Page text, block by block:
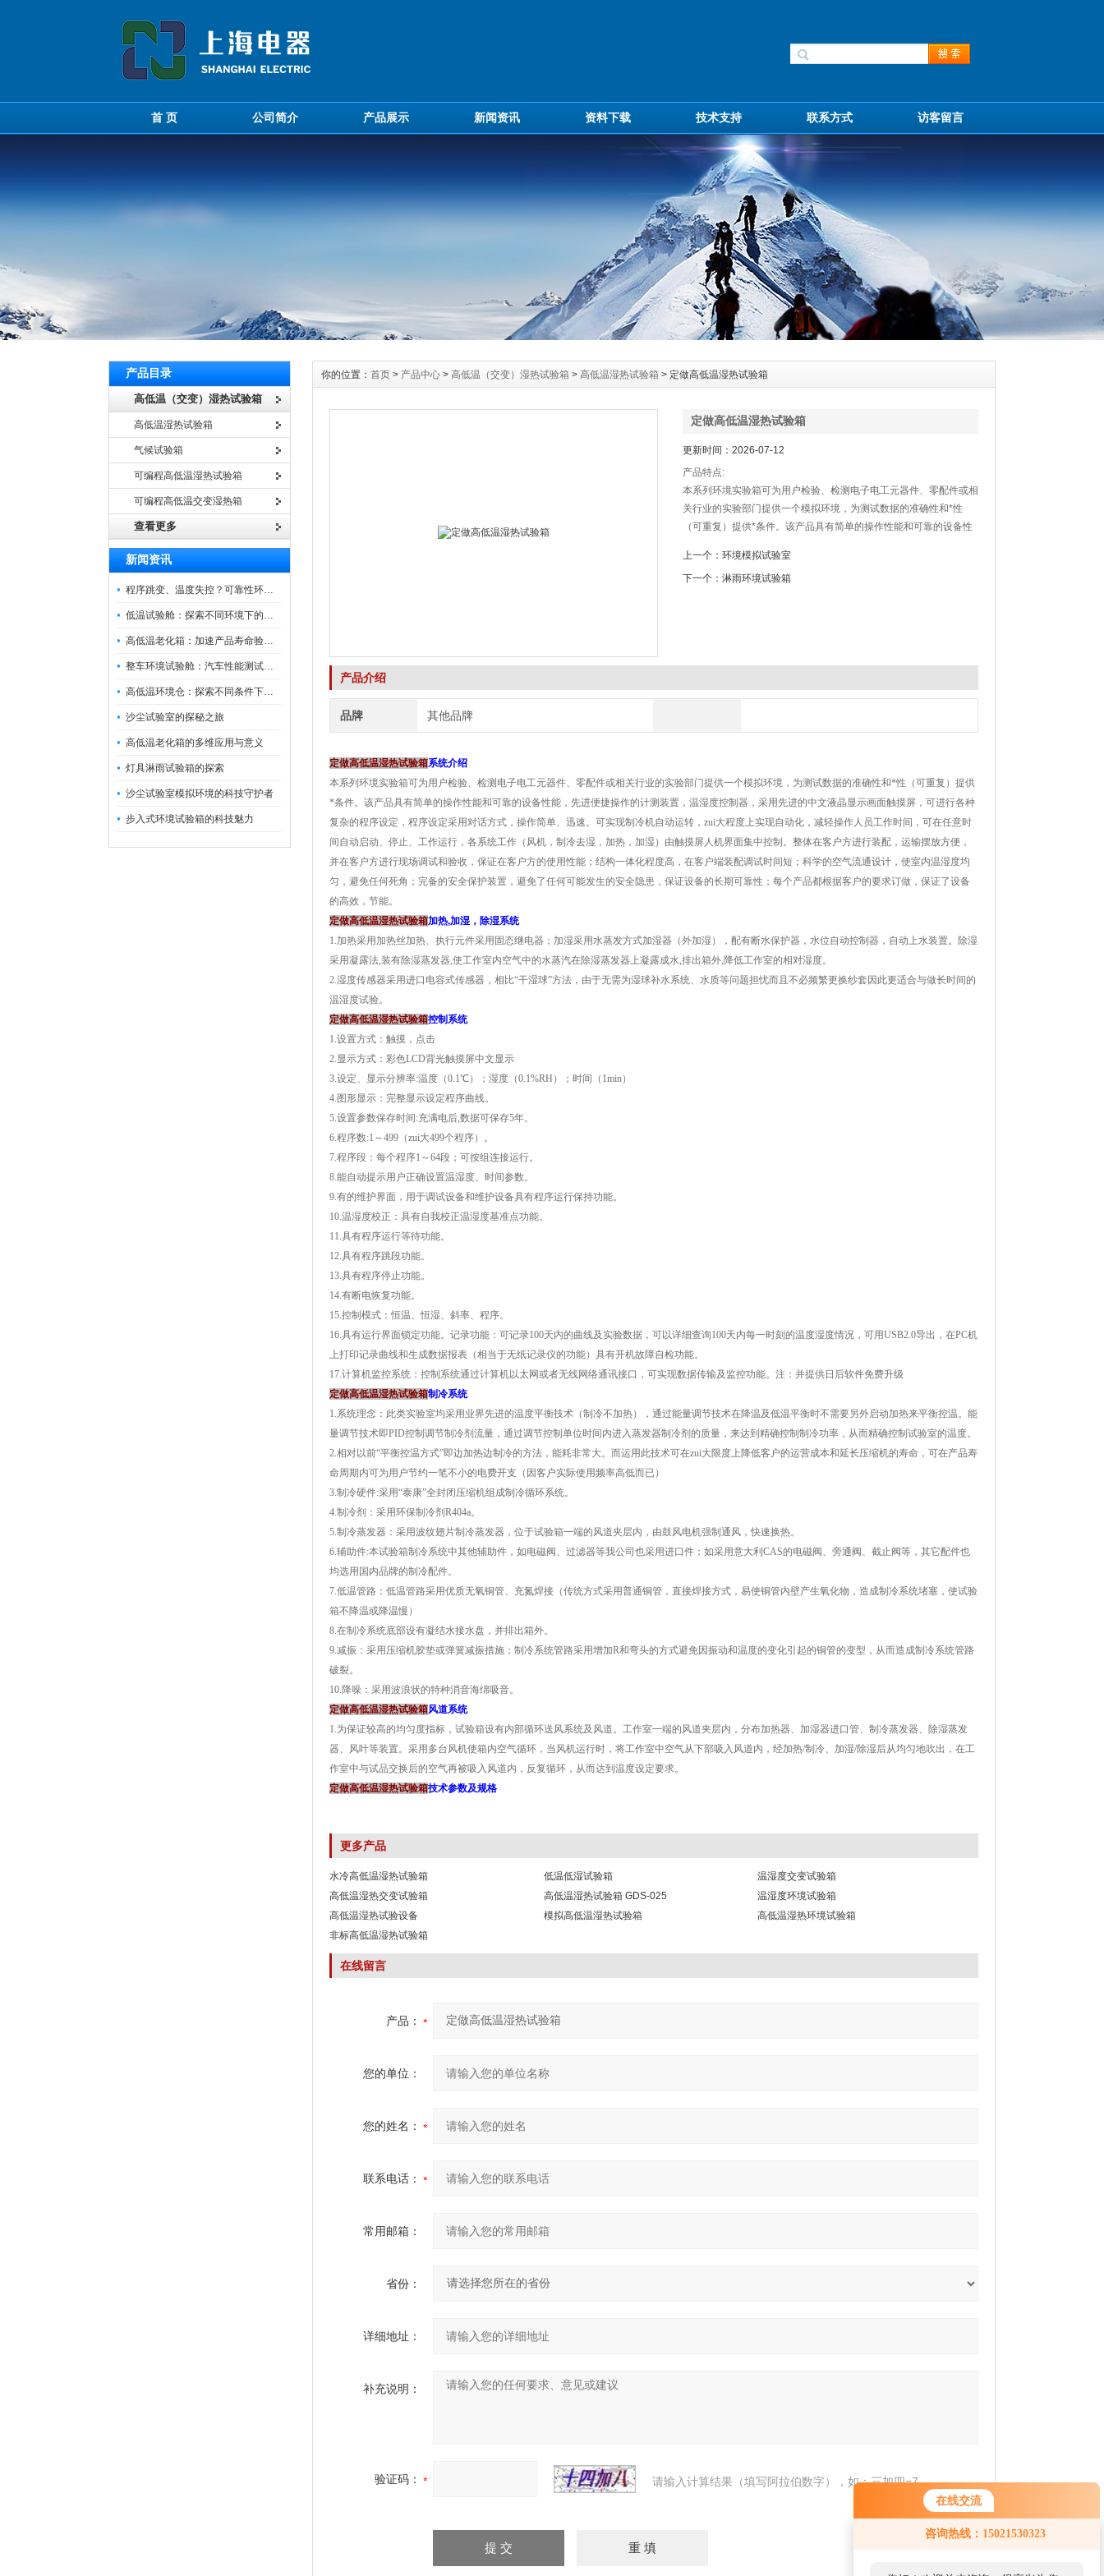
在线交流
咨询热线：15021530323
首 页 公司简介 产品展示 新闻资讯 资料下载 技术支持 联系方式 访客留言
产品目录
高低温（交变）湿热试验箱
高低温湿热试验箱
气候试验箱
可编程高低温湿热试验箱
可编程高低温交变湿热箱
查看更多
新闻资讯
程序跳变、温度失控？可靠性环境试验箱控制系统故障处理
低温试验舱：探索不同环境下的科技边界
高低温老化箱：加速产品寿命验证的可靠伙伴
整车环境试验舱：汽车性能测试的设备
高低温环境仓：探索不同条件下的科学奥秘
沙尘试验室的探秘之旅
高低温老化箱的多维应用与意义
灯具淋雨试验箱的探索
沙尘试验室模拟环境的科技守护者
步入式环境试验箱的科技魅力
你的位置： 首页 > 产品中心 > 高低温（交变）湿热试验箱 > 高低温湿热试验箱 > 定做高低温湿热试验箱
定做高低温湿热试验箱
更新时间：2026-07-12
产品特点:
本系列环境实验箱可为用户检验、检测电子电工元器件、零配件或相
关行业的实验部门提供一个模拟环境，为测试数据的准确性和*性
（可重复）提供*条件。该产品具有简单的操作性能和可靠的设备性
设计，使室内温湿度均匀，避免任何死角；完备的安全保护装置，避
免了任何可能发生的安全隐患，保证设备的长期可靠性.
上一个： 环境模拟试验室
下一个： 淋雨环境试验箱
产品介绍
品牌 其他品牌
定做高低温湿热试验箱系统介绍
本系列环境实验箱可为用户检验、检测电子电工元器件、零配件或相关行业的实验部门提供一个模拟环境，为测试数据的准确性和*性（可重复）提供
*条件。该产品具有简单的操作性能和可靠的设备性能，先进便捷操作的计测装置，温湿度控制器，采用先进的中文液晶显示画面触摸屏，可进行各种
复杂的程序设定，程序设定采用对话方式，操作简单、迅速。可实现制冷机自动运转，zui大程度上实现自动化，减轻操作人员工作时间，可在任意时
间自动启动、停止、工作运行，各系统工作（风机，制冷去湿，加热，加湿）由触摸屏人机界面集中控制。整体在客户方进行装配，运输摆放方便，
并在客户方进行现场调试和验收，保证在客户方的使用性能；结构一体化程度高，在客户端装配调试时间短；科学的空气流通设计，使室内温湿度均
匀，避免任何死角；完备的安全保护装置，避免了任何可能发生的安全隐患，保证设备的长期可靠性；每个产品都根据客户的要求订做，保证了设备
的高效，节能。
定做高低温湿热试验箱加热,加湿，除湿系统
1.加热采用加热丝加热、执行元件采用固态继电器；加湿采用水蒸发方式加湿器（外加湿），配有断水保护器，水位自动控制器，自动上水装置。除湿
采用凝露法,装有除湿蒸发器,使工作室内空气中的水蒸汽在除湿蒸发器上凝露成水,排出箱外,降低工作室的相对湿度。
2.湿度传感器采用进口电容式传感器，相比“干湿球”方法，由于无需为湿球补水系统、水质等问题担忧而且不必频繁更换纱套因此更适合与做长时间的
温湿度试验。
定做高低温湿热试验箱控制系统
1.设置方式：触摸，点击
2.显示方式：彩色LCD背光触摸屏中文显示
3.设定、显示分辨率:温度（0.1℃）；湿度（0.1%RH）；时间（1min）
4.图形显示：完整显示设定程序曲线。
5.设置参数保存时间:充满电后,数据可保存5年。
6.程序数:1～499（zui大499个程序）。
7.程序段：每个程序1～64段；可按组连接运行。
8.能自动提示用户正确设置温湿度、时间参数。
9.有的维护界面，用于调试设备和维护设备具有程序运行保持功能。
10.温湿度校正：具有自我校正温湿度基准点功能。
11.具有程序运行等待功能。
12.具有程序跳段功能。
13.具有程序停止功能。
14.有断电恢复功能。
15.控制模式：恒温、恒湿、斜率、程序。
16.具有运行界面锁定功能。记录功能：可记录100天内的曲线及实验数据，可以详细查询100天内每一时刻的温度湿度情况，可用USB2.0导出，在PC机
上打印记录曲线和生成数据报表（相当于无纸记录仪的功能）具有开机故障自检功能。
17.计算机监控系统：控制系统通过计算机以太网或者无线网络通讯接口，可实现数据传输及监控功能。注：并提供日后软件免费升级
定做高低温湿热试验箱制冷系统
1.系统理念：此类实验室均采用业界先进的温度平衡技术（制冷不加热），通过能量调节技术在降温及低温平衡时不需要另外启动加热来平衡控温。能
量调节技术即PID控制调节制冷剂流量，通过调节控制单位时间内进入蒸发器制冷剂的质量，来达到精确控制制冷功率，从而精确控制试验室的温度。
2.相对以前“平衡控温方式”即边加热边制冷的方法，能耗非常大。而运用此技术可在zui大限度上降低客户的运营成本和延长压缩机的寿命，可在产品寿
命周期内可为用户节约一笔不小的电费开支（因客户实际使用频率高低而已）
3.制冷硬件:采用“泰康”全封闭压缩机组成制冷循环系统。
4.制冷剂：采用环保制冷剂R404a。
5.制冷蒸发器：采用波纹翅片制冷蒸发器，位于试验箱一端的风道夹层内，由鼓风电机强制通风，快速换热。
6.辅助件:本试验箱制冷系统中其他辅助件，如电磁阀、过滤器等我公司也采用进口件；如采用意大利CAS的电磁阀、旁通阀、截止阀等，其它配件也
均选用国内品牌的制冷配件。
7.低温管路：低温管路采用优质无氧铜管、充氮焊接（传统方式采用普通铜管，直接焊接方式，易使铜管内壁产生氧化物，造成制冷系统堵塞，使试验
箱不降温或降温慢）
8.在制冷系统底部设有凝结水接水盘，并排出箱外。
9.减振：采用压缩机胶垫或弹簧减振措施；制冷系统管路采用增加R和弯头的方式避免因振动和温度的变化引起的铜管的变型，从而造成制冷系统管路
破裂。
10.降噪：采用波浪状的特种消音海绵吸音。
定做高低温湿热试验箱风道系统
1.为保证较高的均匀度指标，试验箱设有内部循环送风系统及风道。工作室一端的风道夹层内，分布加热器、加湿器进口管、制冷蒸发器、除湿蒸发
器、风叶等装置。采用多台风机使箱内空气循环，当风机运行时，将工作室中空气从下部吸入风道内，经加热/制冷、加湿/除湿后从均匀地吹出，在工
作室中与试品交换后的空气再被吸入风道内，反复循环，从而达到温度设定要求。
定做高低温湿热试验箱技术参数及规格
更多产品
水冷高低温湿热试验箱 低温低湿试验箱
温湿度交变试验箱
高低温湿热交变试验箱
高低温湿热试验箱 GDS-025
温湿度环境试验箱
高低温湿热试验设备
模拟高低温湿热试验箱
高低温湿热环境试验箱
非标高低温湿热试验箱
在线留言
产品：
您的单位：
您的姓名：
联系电话：
常用邮箱：
省份：
详细地址：
补充说明：
验证码： 请输入计算结果（填写阿拉伯数字），如：三加四=7